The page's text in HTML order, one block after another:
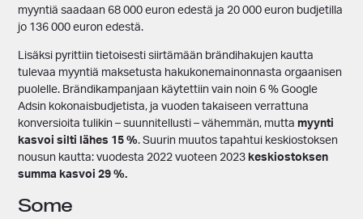
myyntiä saadaan 68 000 euron edestä ja 20 000 euron budjetilla
jo 136 000 euron edestä.
Lisäksi pyrittiin tietoisesti siirtämään brändihakujen kautta
tulevaa myyntiä maksetusta hakukonemainonnasta orgaanisen
puolelle. Brändikampanjaan käytettiin vain noin 6 % Google
Adsin kokonaisbudjetista, ja vuoden takaiseen verrattuna
konversioita tulikin – suunnitellusti – vähemmän, muttamyynti
kasvoi silti lähes 15 %. Suurin muutos tapahtui keskiostoksen
nousun kautta: vuodesta 2022 vuoteen 2023 keskiostoksen
summa kasvoi 29 %.
Some